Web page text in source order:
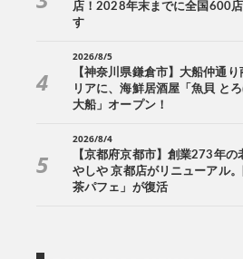
店！2028年末までに全国600
す
2026/8/5
【神奈川県鎌倉市】大船仲通り
リアに、海鮮居酒屋「魚貝 と
大船」オープン！
2026/8/4
【京都府京都市】創業273年の
やしや 京都店がリニューアル
茶パフェ」が復活